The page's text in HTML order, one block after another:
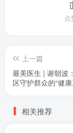
点
上一篇
最美医生 | 谢朝波
区守护群众的“健
相关推荐